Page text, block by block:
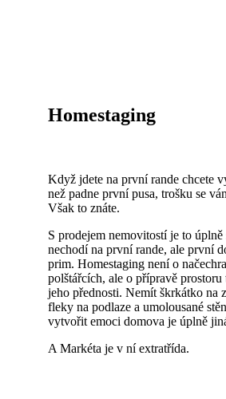
Homestaging
Když jdete na první rande chcete
než padne první pusa, trošku se
Však to znáte.
S prodejem nemovitostí je to úplně
nechodí na první rande, ale první
prim. Homestaging není o
polštářcích, ale o přípravě
jeho přednosti. Nemít škrkátko na
fleky na podlaze a umolousané
vytvořit emoci domova je úplně
A Markéta je v ní extratřída.